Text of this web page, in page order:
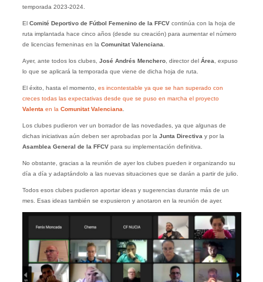
temporada 2023-2024.
El Comité Deportivo de Fútbol Femenino de la FFCVcontinúa con la hoja de
ruta implantada hace cinco años (desde su creación) para aumentar el número
de licencias femeninas en la Comunitat Valenciana
Ayer, ante todos los clubes, José Andrés Menchero, director del Área , expuso
lo que se aplicará la temporada que viene de dicha hoja de ruta.
El éxito, hasta el momento, es incontestable ya que se han superado con
creces todas las expectativas desde que se puso en marcha el proyecto
Valenta en la Comunitat Valenciana
Los clubes pudieron ver un borrador de las novedades, ya que algunas de
dichas iniciativas aún deben ser aprobadas por la Junta Directiva y por la
Asamblea General de la FFCV para su implementación definitiva.
No obstante, gracias a la reunión de ayer los clubes pueden ir organizando su
día a día y adaptándolo a las nuevas situaciones que se darán a partir de julio.
Todos esos clubes pudieron aportar ideas y sugerencias durante más de un
mes. Esas ideas también se expusieron y anotaron en la reunión de ayer.